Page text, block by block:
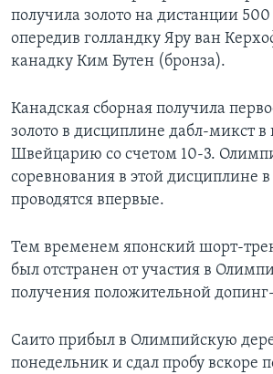
получила золото на дистанции
опередив голландку Яру ван
канадку Ким Бутен (бронза).
Канадская сборная получила
золото в дисциплине дабл-микст в
Швейцарию со счетом 10-3.
соревнования в этой дисциплине в
проводятся впервые.
Тем временем японский шорт-
был отстранен от участия в
получения положительной
Саито прибыл в Олимпийскую
понедельник и сдал пробу вскоре